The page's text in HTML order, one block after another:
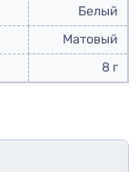
Белый
Матовый
8 г